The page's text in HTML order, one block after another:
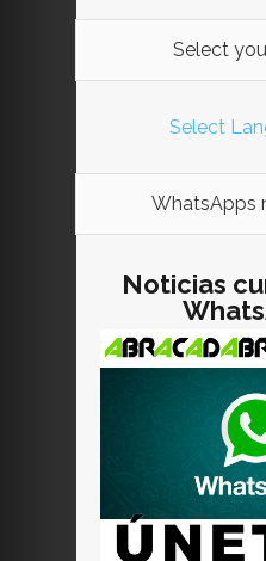
Select
Select
WhatsApps
Noticias